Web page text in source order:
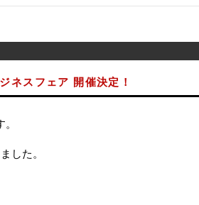
ネスフェア 開催決定！
した。